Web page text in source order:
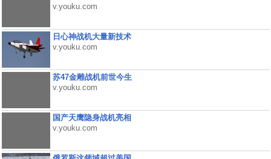
v.youku.com
日心神战机大量新技术
v.youku.com
苏47金雕战机前世今生
v.youku.com
国产天鹰隐身战机亮相
v.youku.com